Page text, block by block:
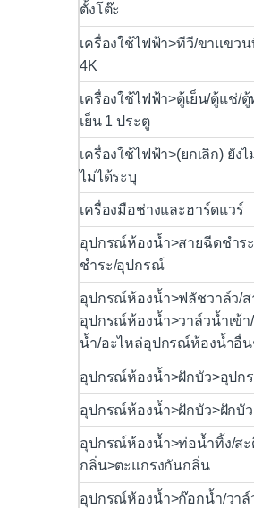
ตั้งโต๊ะ
เครื่องใช้ไฟฟ้า>ทีวี/ขาแขวน
4K
เครื่องใช้ไฟฟ้า>ตู้เย็น/ตู้แช่/
เย็น 1 ประตู
เครื่องใช้ไฟฟ้า>(ยกเลิก) ยัง
ไม่ได้ระบุ
เครื่องมือช่างและฮาร์ดแวร์
อุปกรณ์ห้องน้ำ>สายฉีดชำร
ชำระ/อุปกรณ์
อุปกรณ์ห้องน้ำ>ฟลัชวาล์ว/ส
อุปกรณ์ห้องน้ำ>วาล์วน้ำเข้
น้ำ/อะไหล่อุปกรณ์ห้องน้ำอื่น
อุปกรณ์ห้องน้ำ>ฝักบัว>อุปก
อุปกรณ์ห้องน้ำ>ฝักบัว>ฝักบัว
อุปกรณ์ห้องน้ำ>ท่อน้ำทิ้ง/สะ
กลิ่น>ตะแกรงกันกลิ่น
อุปกรณ์ห้องน้ำ>ก๊อกน้ำ/วาล์